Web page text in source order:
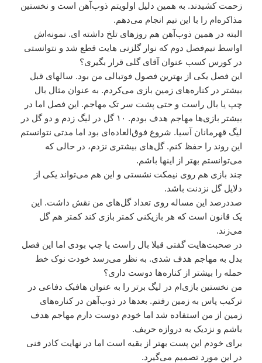
زحمت کشیدند. به همین دلیل اولویتم ذوب‌آهن است و نخستین
مذاکره‌ام را با این تیم انجام می‌دهم.
البته در همین ذوب‌آهن هم روزهای تلخ داشته ای. نمونه‌اش
اواسط نیم‌فصل دوم که نوار گلزنی هایت قطع شد و نتوانستی
در کورس کسب عنوان آقای گلی قرار بگیری؟
این فصل یکی از بهترین فصول فوتبالی من بود. سالهای قبل
بیشتر در کناره‌های زمین بازی می‌کردم. به عنوان مثال بال
چپ یا بال راست و حتی پشت سر تک مهاجم. این فصل اما در
بیشتر بازی‌ها مهاجم هدف بودم. ۱۰ گل در لیگ زدم و دو گل در
لیگ قهرمانان آسیا. شروع فوق‌العاده‌ای بود اما مدتی نتوانستم
این روند را حفظ کنم. گل‌های بیشتری نزدم، در حالی که
می‌توانستم بهتر از اینها باشم.
چند بازی هم روی نیمکت نشستی و این هم می‌تواند یکی از
دلایل گل نزدنت باشد.
صددرصد این مساله روی تعداد گل‌های من نقش داشت. این
یک قانون است که هر بازیکنی کمتر بازی کند کمتر هم گل
می‌زند.
در صحبت‌هایت گفتی قبلا بال راست یا چپ بودی اما این فصل
بدل به مهاجم هدف شدی. به نظر می‌رسد خودت نوک خط
حمله را بیشتر از کناره‌ها دوست داری؟
من نخستین بازی‌ام در لیگ برتر را به عنوان هافبک دفاعی در
ترکیب پاس به زمین رفتم. بعدها در ذوب‌آهن در کناره‌های
زمین از من استفاده شد اما خودم دوست دارم مهاجم هدف
باشم و نزدیک به دروازه حریف.
برای خودم این پست بهتر از بقیه است اما در نهایت کادر فنی
در این مورد تصمیم می‌گیرد.